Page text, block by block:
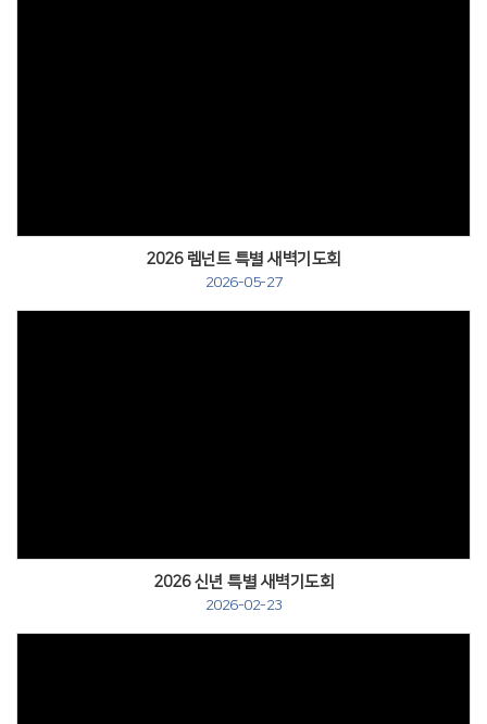
2026 렘넌트 특별 새벽기도회
2026-05-27
2026 신년 특별 새벽기도회
2026-02-23